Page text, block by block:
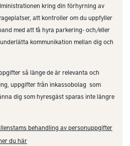
kring din förhyrning av
att kontroller om du uppfyller
med att få hyra parkering- och/eller
kommunikation mellan dig och
så länge de är relevanta och
uppgifter från inkassobolag som
dig som hyresgäst sparas inte längre
behandling av personuppgifter
du här